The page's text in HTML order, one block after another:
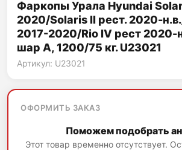
Фаркопы Урала Hyundai
2020/Solaris II рест. 2020-
2017-2020/Rio IV рест 2020-
шар A, 1200/75 кг. U23021
Артикул: U23021
ОФОРМИТЬ ЗАКАЗ
Поможем подобрать
Этот товар временно отсутствует.